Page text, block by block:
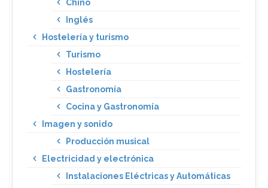
Chino
Inglés
Hostelería y turismo
Turismo
Hostelería
Gastronomía
Cocina y Gastronomía
Imagen y sonido
Producción musical
Electricidad y electrónica
Instalaciones Eléctricas y Automáticas